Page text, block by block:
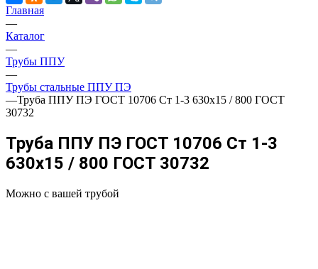
Главная
—
Каталог
—
Трубы ППУ
—
Трубы стальные ППУ ПЭ
—Труба ППУ ПЭ ГОСТ 10706 Ст 1-3 630x15 / 800 ГОСТ
30732
Труба ППУ ПЭ ГОСТ 10706 Ст 1-3
630x15 / 800 ГОСТ 30732
Можно с вашей трубой